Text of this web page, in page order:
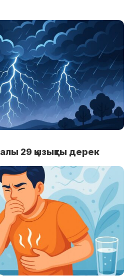
29 қызықты дерек